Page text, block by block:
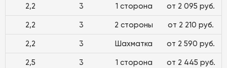
2,2 3 1 сторона от 2 095 руб.
2,2 3 2 стороны от 2 210 руб.
2,2 3 Шахматка от 2 590 руб.
2,5 3 1 сторона от 2 445 руб.